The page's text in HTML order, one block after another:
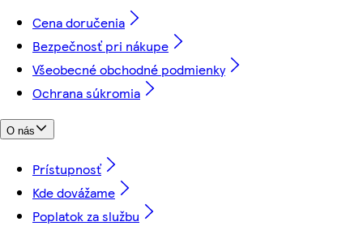
Cena doručenia
Bezpečnosť pri nákupe
Všeobecné obchodné podmienky
Ochrana súkromia
O nás
Prístupnosť
Kde dovážame
Poplatok za službu